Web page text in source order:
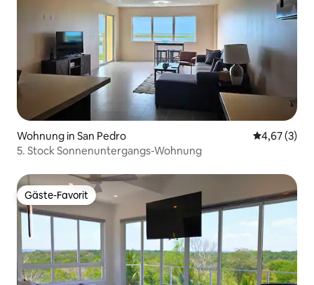
Wohnung in San Pedro
4,67 (3)
5. Stock Sonnenuntergangs-Wohnung
Gäste-Favorit
Gäste-Favorit